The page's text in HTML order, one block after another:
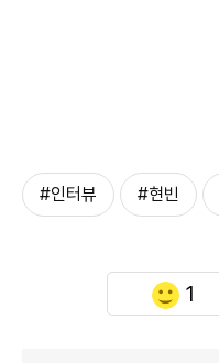
#인터뷰 #현빈
1